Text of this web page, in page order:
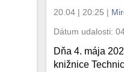
20.04 | 20:25 |
Dátum udalosti:
Dňa 4. mája
knižnice